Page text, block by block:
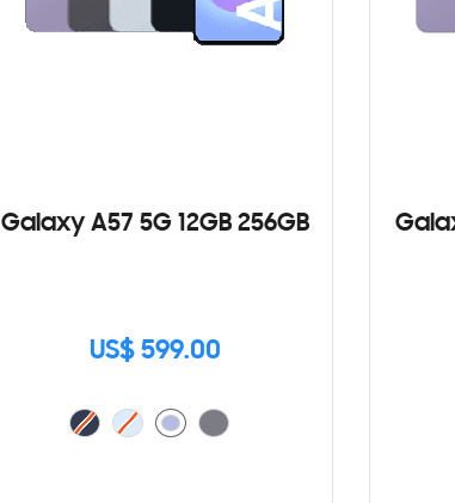
Galaxy A57 5G 12GB 256GB
US$ 599.00